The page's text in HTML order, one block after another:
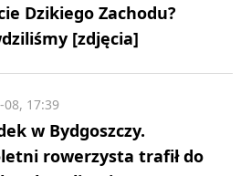
Dzikiego Zachodu?
[zdjęcia]
w Bydgoszczy.
rowerzysta trafił do
08, 17:39